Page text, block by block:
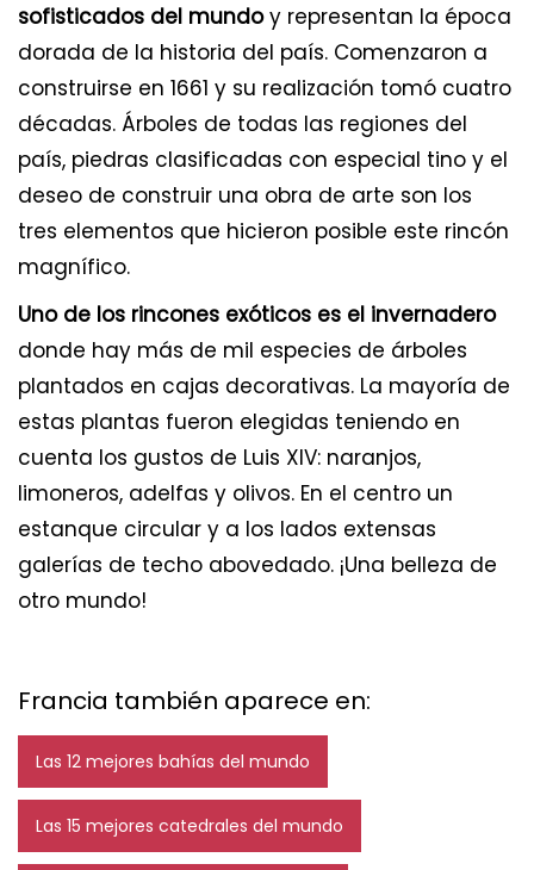
sofisticados del mundoy representan la época
dorada de la historia del país. Comenzaron a
construirse en 1661 y su realización tomó cuatro
décadas. Árboles de todas las regiones del
país, piedras clasificadas con especial tino y el
deseo de construir una obra de arte son los
tres elementos que hicieron posible este rincón
magnífico.
Uno de los rincones exóticos es el invernadero
donde hay más de mil especies de árboles
plantados en cajas decorativas. La mayoría de
estas plantas fueron elegidas teniendo en
cuenta los gustos de Luis XIV: naranjos,
limoneros, adelfas y olivos. En el centro un
estanque circular y a los lados extensas
galerías de techo abovedado. ¡Una belleza de
otro mundo!
Francia también aparece en:
Las 12 mejores bahías del mundo
Las 15 mejores catedrales del mundo